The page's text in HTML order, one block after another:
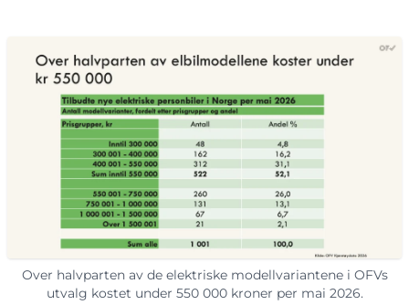
Over halvparten av de elektriske modellvariantene i OFVs
utvalg kostet under 550 000 kroner per mai 2026.